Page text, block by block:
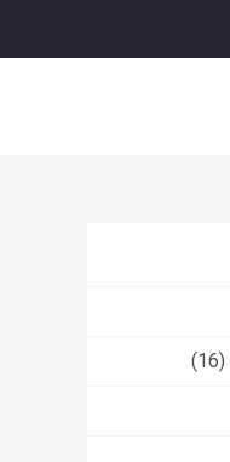
(16)